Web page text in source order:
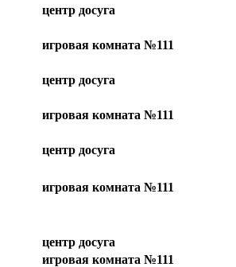
центр досуга
игровая комната №111
центр досуга
игровая комната №111
центр досуга
игровая комната №111
центр досуга
игровая комната №111